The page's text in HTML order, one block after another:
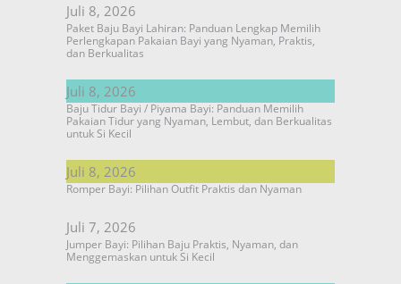
Juli 8, 2026
Paket Baju Bayi Lahiran: Panduan Lengkap Memilih
Perlengkapan Pakaian Bayi yang Nyaman, Praktis,
dan Berkualitas
Juli 8, 2026
Baju Tidur Bayi / Piyama Bayi: Panduan Memilih
Pakaian Tidur yang Nyaman, Lembut, dan Berkualitas
untuk Si Kecil
Juli 8, 2026
Romper Bayi: Pilihan Outfit Praktis dan Nyaman
Juli 7, 2026
Jumper Bayi: Pilihan Baju Praktis, Nyaman, dan
Menggemaskan untuk Si Kecil